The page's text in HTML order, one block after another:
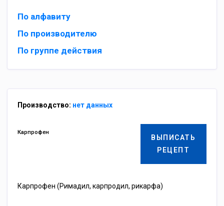
По алфавиту
По производителю
По группе действия
Производство: нет данных
ВЫПИСАТЬ
РЕЦЕПТ
Карпрофен
Карпрофен (Римадил, карпродил, рикарфа)